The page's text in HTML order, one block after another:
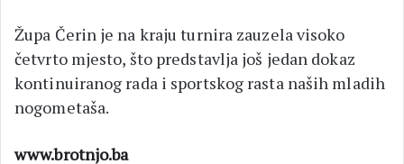
Župa Čerin je na kraju turnira zauzela visoko
četvrto mjesto, što predstavlja još jedan dokaz
kontinuiranog rada i sportskog rasta naših mladih
nogometaša.
www.brotnjo.ba